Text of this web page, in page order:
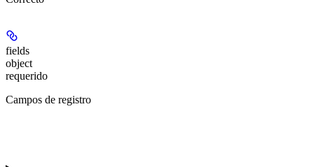
fields
object
requerido
Campos de registro